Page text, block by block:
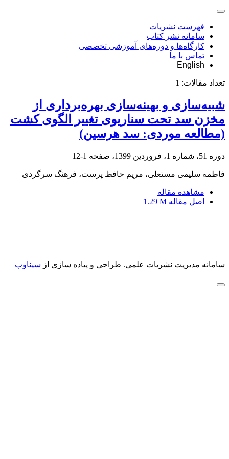
فهرست نشریات
سامانه نشر کتاب
کارگاه‌ها و دوره‌های آموزشی تخصصی
تماس با ما
English
تعداد مقالات: 1
شبیه‌سازی و بهینه‌سازی بهره‌برداری از
مخزن سد تحت سناریوی تغییر الگوی کشت
(مطالعه موردی: سد هرسین)
دوره 51، شماره 1، فروردین 1399، صفحه 1-12
فاطمه سلیمی مستعلی، مریم حافظ پرست، فرهنگ سرگردی
مشاهده مقاله
اصل مقاله 1.29 M
سامانه مدیریت نشریات علمی. طراحی و پیاده سازی از سیناوب